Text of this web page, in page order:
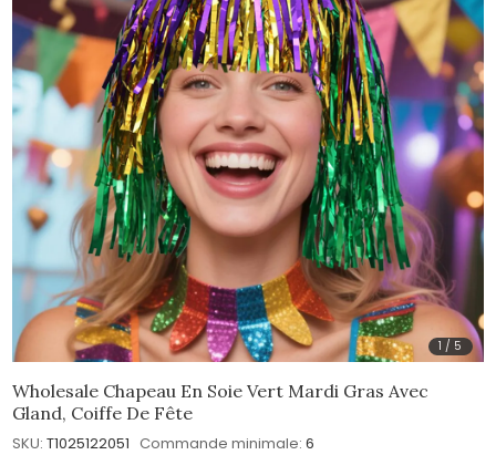
1 / 5
Wholesale Chapeau En Soie Vert Mardi Gras Avec
Gland, Coiffe De Fête
SKU: T1025122051 Commande minimale: 6